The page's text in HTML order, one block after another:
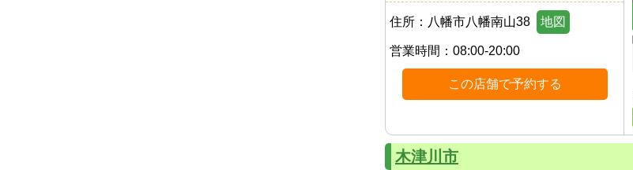
住所： 八幡市八幡南山38 地図
営業時間： 08:00-20:00
この店舗で予約する
木津川市